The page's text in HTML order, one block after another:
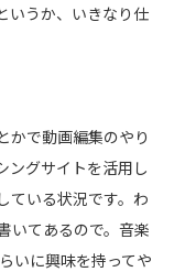
いうか、いきなり仕
かで動画編集のやり
ングサイトを活用し
ている状況です。わ
いてあるので。音楽
いに興味を持ってや